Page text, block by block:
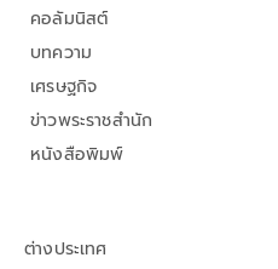
คอลัมนิสต์
บทความ
เศรษฐกิจ
ข่าวพระราชสำนัก
หนังสือพิมพ์
ต่างประเทศ